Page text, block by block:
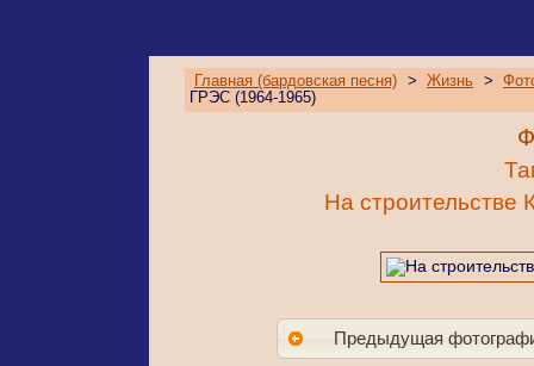
Главная (бардовская песня) > Жизнь >
ГРЭС (1964-1965)
На строительстве
Предыдущая